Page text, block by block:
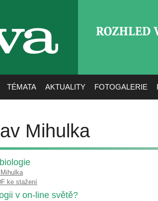
TÉMATA AKTUALITY FOTOGALERIE
Mihulka
ke stažení
v on-line světě?